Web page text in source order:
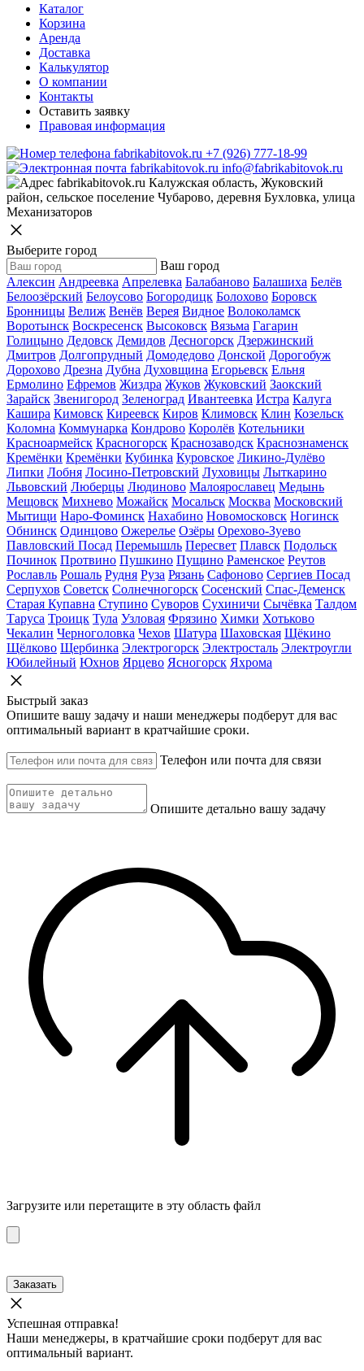
Каталог
Корзина
Аренда
Доставка
Калькулятор
О компании
Контакты
Оставить заявку
Правовая информация
+7 (926) 777-18-99
info@fabrikabitovok.ru
Калужская область, Жуковский
район, сельское поселение Чубарово, деревня Бухловка, улица
Механизаторов
Выберите город
Ваш город
Алексин Андреевка Апрелевка Балабаново Балашиха Белёв
Белоозёрский Белоусово Богородицк Болохово Боровск
Бронницы Велиж Венёв Верея Видное Волоколамск
Воротынск Воскресенск Высоковск Вязьма Гагарин
Голицыно Дедовск Демидов Десногорск Дзержинский
Дмитров Долгопрудный Домодедово Донской Дорогобуж
Дорохово Дрезна Дубна Духовщина Егорьевск Ельня
Ермолино Ефремов Жиздра Жуков Жуковский Заокский
Зарайск Звенигород Зеленоград Ивантеевка Истра Калуга
Кашира Кимовск Киреевск Киров Климовск Клин Козельск
Коломна Коммунарка Кондрово Королёв Котельники
Красноармейск Красногорск Краснозаводск Краснознаменск
Кремёнки Кремёнки Кубинка Куровское Ликино-Дулёво
Липки Лобня Лосино-Петровский Луховицы Лыткарино
Львовский Люберцы Людиново Малоярославец Медынь
Мещовск Михнево Можайск Мосальск Москва Московский
Мытищи Наро-Фоминск Нахабино Новомосковск Ногинск
Обнинск Одинцово Ожерелье Озёры Орехово-Зуево
Павловский Посад Перемышль Пересвет Плавск Подольск
Починок Протвино Пушкино Пущино Раменское Реутов
Рославль Рошаль Рудня Руза Рязань Сафоново Сергиев Посад
Серпухов Советск Солнечногорск Сосенский Спас-Деменск
Старая Купавна Ступино Суворов Сухиничи Сычёвка Талдом
Таруса Троицк Тула Узловая Фрязино Химки Хотьково
Чекалин Черноголовка Чехов Шатура Шаховская Щёкино
Щёлково Щербинка Электрогорск Электросталь Электроугли
Юбилейный Юхнов Ярцево Ясногорск Яхрома
Быстрый заказ
Опишите вашу задачу и наши менеджеры подберут для вас
оптимальный вариант в кратчайшие сроки.
Телефон или почта для связи
Опишите детально вашу задачу
Загрузите или перетащите в эту область файл
Заказать
Успешная отправка!
Наши менеджеры, в кратчайшие сроки подберут для вас
оптимальный вариант.